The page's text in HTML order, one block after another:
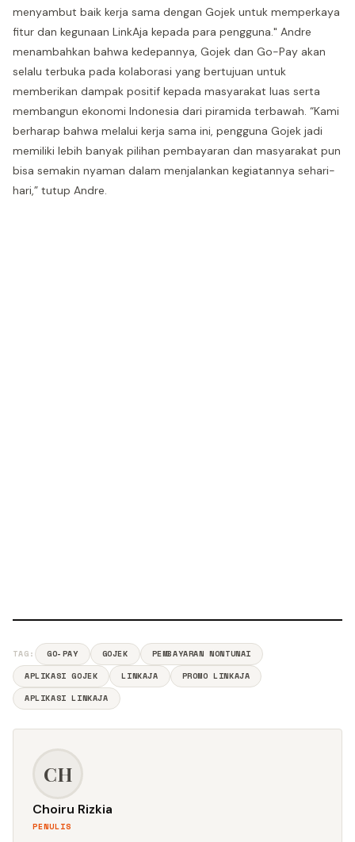
menyambut baik kerja sama dengan Gojek untuk memperkaya
fitur dan kegunaan LinkAja kepada para pengguna." Andre
menambahkan bahwa kedepannya, Gojek dan Go-Pay akan
selalu terbuka pada kolaborasi yang bertujuan untuk
memberikan dampak positif kepada masyarakat luas serta
membangun ekonomi Indonesia dari piramida terbawah. “Kami
berharap bahwa melalui kerja sama ini, pengguna Gojek jadi
memiliki lebih banyak pilihan pembayaran dan masyarakat pun
bisa semakin nyaman dalam menjalankan kegiatannya sehari-
hari,” tutup Andre.
TAG: GO-PAY GOJEK
PEMBAYARAN NONTUNAI
APLIKASI GOJEK
LINKAJA
PROMO LINKAJA
APLIKASI LINKAJA
CH
Choiru Rizkia
PENULIS